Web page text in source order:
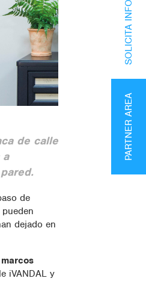
de calle
a
de
dejado en
iVANDAL y
PARTNER AREA